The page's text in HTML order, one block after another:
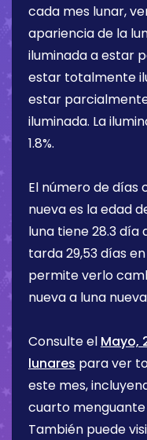
cada mes lunar,
apariencia de la
iluminada a estar
estar totalmente
estar
iluminada. La
1.8%.
El número de días
nueva es la edad
luna tiene28.3 día
tarda 29,53 días
permite verlo
nueva a luna
Consulte el Mayo,
lunares para ver
este mes,
cuarto
También puede